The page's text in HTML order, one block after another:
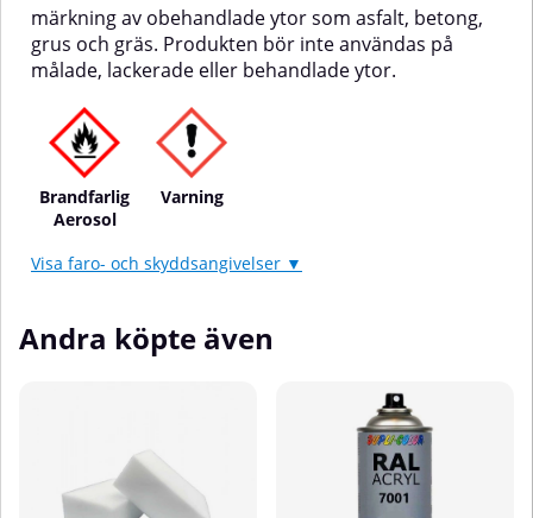
märkning av obehandlade ytor som asfalt, betong,
grus och gräs. Produkten bör inte användas på
målade, lackerade eller behandlade ytor.
Brandfarlig
Aerosol
Varning
Visa faro- och skyddsangivelser ▼
Andra köpte även